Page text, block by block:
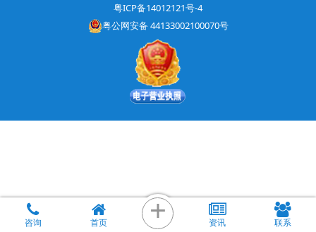
粤ICP备14012121号-4
粤公网安备 44133002100070号
咨询 首页 + 资讯 联系